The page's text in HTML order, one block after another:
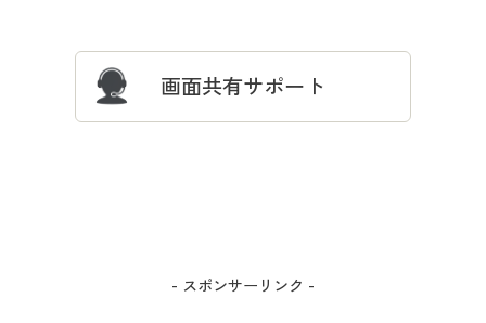
画面共有サポート
- スポンサーリンク -